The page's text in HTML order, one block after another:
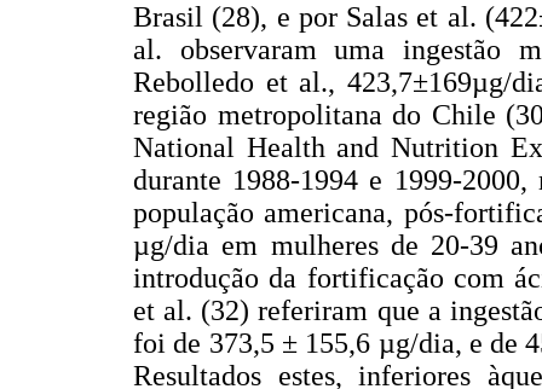
Brasil (28), e por Salas et al.
al. observaram uma ingestão
Rebolledo et al., 423,7±169µg/
região metropolitana do Chile
National Health and Nutrition
durante 1988-1994 e 1999-
população americana, pós-
µg/dia em mulheres de 20-39
introdução da fortificação com
et al. (32) referiram que a
foi de 373,5 ± 155,6 µg/dia, e de
Resultados estes, inferiores